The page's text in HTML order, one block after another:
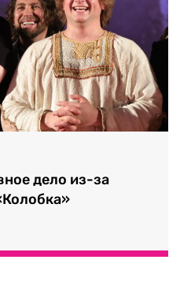
дело из-за